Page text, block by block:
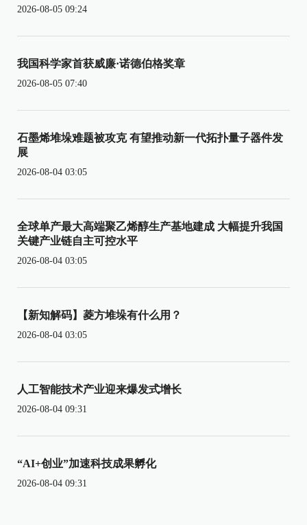
2026-08-05 09:24
我国科学家首获威廉·诺德伯格奖章
2026-08-05 07:40
石墨烯堆垛难题被攻克 有望推动新一代拓扑量子器件发
展
2026-08-04 03:05
全球单产最大高端聚乙烯醇生产基地建成 大幅提升我国
关键产业链自主可控水平
2026-08-04 03:05
【新知解码】菱方堆垛有什么用？
2026-08-04 03:05
人工智能技术产业迎来爆发式增长
2026-08-04 09:31
“AI+创业”加速科技成果孵化
2026-08-04 09:31